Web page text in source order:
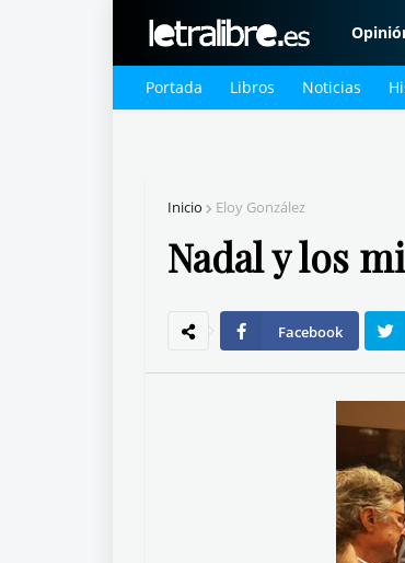
Portada Libros Noticias
Inicio Eloy González
Nadal y los
Facebook